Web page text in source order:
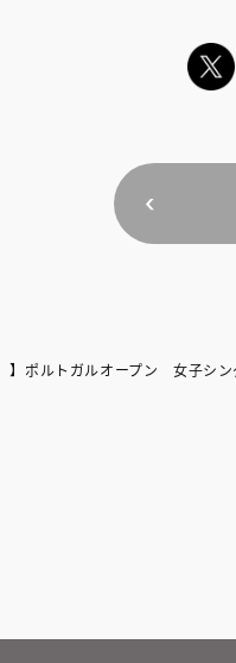
】ポルトガルオープン 女子シ